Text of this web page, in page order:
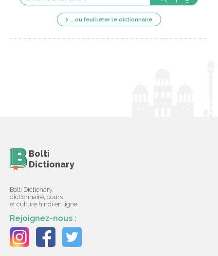
...ou feuilleter le dictionnaire
Bolti
Dictionary
Bolti Dictionary,
dictionnaire, cours
et culture hindi en ligne
Rejoignez-nous :